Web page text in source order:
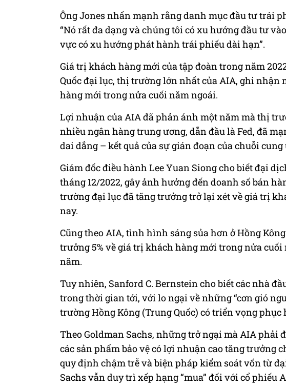
Ông Jones nhấn mạnh rằng danh mục đầu tư trái
“Nó rất đa dạng và chúng tôi có xu hướng đầu tư
vực có xu hướng phát hành trái phiếu dài hạn”.
Giá trị khách hàng mới của tập đoàn trong năm
Quốc đại lục, thị trường lớn nhất củaAIA, ghi nhận
hàng mới trong nửa cuối năm ngoái.
Lợi nhuận củaAIAđã phản ánh một năm mà thị
nhiều ngân hàng trung ương, dẫn đầu là Fed, đã
dai dẳng – kết quả của sự gián đoạn của chuỗi cung
Giám đốc điều hành Lee Yuan Siong cho biết đại
tháng 12/2022, gây ảnh hưởng đến doanh số bán
trường đại lục đã tăng trưởng trở lại xét về giá trị
nay.
Cũng theoAIA, tình hình sáng sủa hơn ở Hồng
trưởng 5% về giá trị khách hàng mới trong nửa cuối
năm.
Tuy nhiên, Sanford C. Bernstein cho biết các nhà
trong thời gian tới, với lo ngại về những “cơn gió
trường Hồng Kông (Trung Quốc) có triển vọng phục
Theo Goldman Sachs, những trở ngại màAIAphải
các sản phẩm bảo vệ có lợi nhuận cao tăng trưởng
quy định chậm trễ và biện pháp kiểm soát vốn từ
Sachs vẫn duy trì xếp hạng “mua” đối với cổ phiếu